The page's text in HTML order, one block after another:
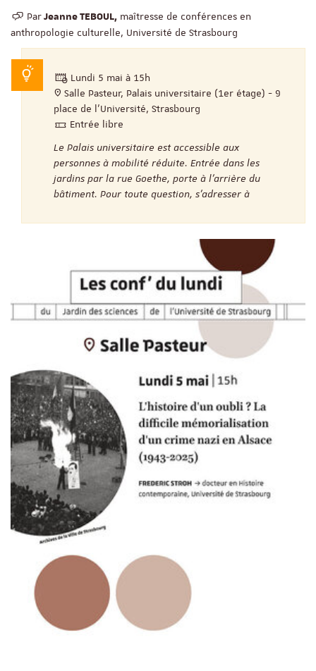
ParJeanne TEBOUL, maîtresse de conférences en
anthropologie culturelle, Université de Strasbourg
Lundi 5 mai à 15h
Salle Pasteur, Palais universitaire (1er étage) - 9
place de l’Université, Strasbourg
Entrée libre
Le Palais universitaire est accessible aux
personnes à mobilité réduite. Entrée dans les
jardins par la rue Goethe, porte à l’arrière du
bâtiment. Pour toute question, s’adresser à